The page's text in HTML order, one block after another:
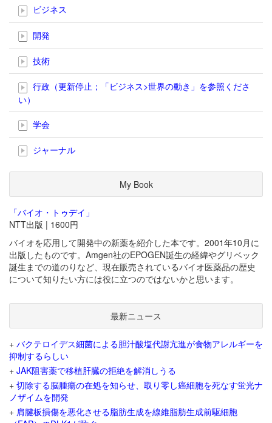
ビジネス
開発
技術
行政（更新停止；「ビジネス>世界の動き」を参照くださ
い）
学会
ジャーナル
My Book
「バイオ・トゥデイ」
NTT出版 | 1600円
バイオを応用して開発中の新薬を紹介した本です。2001年10月に
出版したものです。Amgen社のEPOGEN誕生の経緯やグリベック
誕生までの道のりなど、現在販売されているバイオ医薬品の歴史
について知りたい方には役に立つのではないかと思います。
最新ニュース
+ バクテロイデス細菌による胆汁酸塩代謝亢進が食物アレルギーを
抑制するらしい
+ JAK阻害薬で移植肝臓の拒絶を解消しうる
+ 切除する脳腫瘍の在処を知らせ、取り零し癌細胞を死なす蛍光ナ
ノザイムを開発
+ 肩腱板損傷を悪化させる脂肪生成を線維脂肪生成前駆細胞